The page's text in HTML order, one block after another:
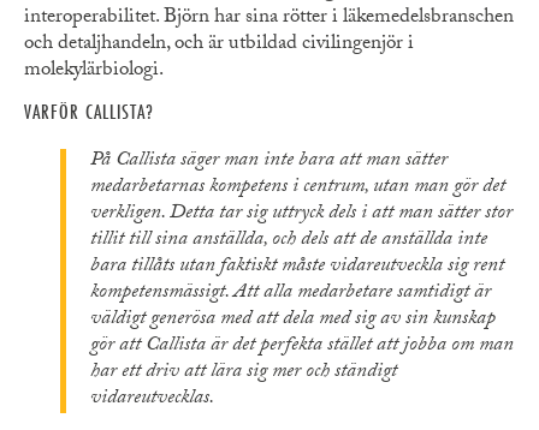
interoperabilitet. Björn har sina rötter i läkemedelsbranschen
och detaljhandeln, och är utbildad civilingenjör i
molekylärbiologi.
VARFÖR CALLISTA?
På Callista säger man inte bara att man sätter
medarbetarnas kompetens i centrum, utan man gör det
verkligen. Detta tar sig uttryck dels i att man sätter stor
tillit till sina anställda, och dels att de anställda inte
bara tillåts utan faktiskt måste vidareutveckla sig rent
kompetensmässigt. Att alla medarbetare samtidigt är
väldigt generösa med att dela med sig av sin kunskap
gör att Callista är det perfekta stället att jobba om man
har ett driv att lära sig mer och ständigt
vidareutvecklas.